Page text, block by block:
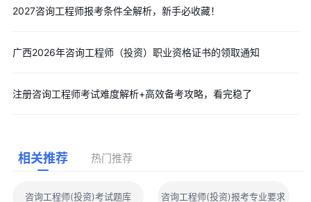
2027咨询工程师报考条件全解析，新手必收藏！
广西2026年咨询工程师（投资）职业资格证书的领取通知
注册咨询工程师考试难度解析+高效备考攻略，看完稳了
相关推荐 热门推荐
咨询工程师(投资)考试题库 咨询工程师(投资)报考专业要求